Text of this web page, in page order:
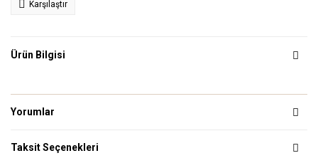
Karşılaştır
Ürün Bilgisi
Yorumlar
Taksit Seçenekleri